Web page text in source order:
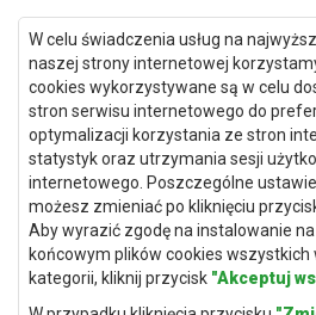
W celu świadczenia usług na
naszej strony internetowej
cookies wykorzystywane są w celu
stron serwisu internetowego do
optymalizacji korzystania ze stron
statystyk oraz utrzymania sesji
internetowego. Poszczególne
możesz zmieniać po kliknięciu
Aby wyrazić zgodę na instalowanie
końcowym plików cookies wszystkich
kategorii, kliknij przycisk "Akceptuj
Dywany
Dywany
Dywany
Dywany